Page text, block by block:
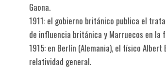
Gaona.
1911: el gobierno británico publica el
de influencia británica y Marruecos en la
1915: en Berlín (Alemania), el físico
relatividad general.